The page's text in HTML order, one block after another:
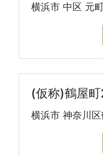
横浜市 中区 元
(仮称)鶴屋
横浜市 神奈川